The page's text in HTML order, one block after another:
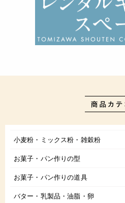
小麦粉・ミックス粉・雑穀粉
お菓子・パン作りの型
お菓子・パン作りの道具
バター・乳製品・油脂・卵